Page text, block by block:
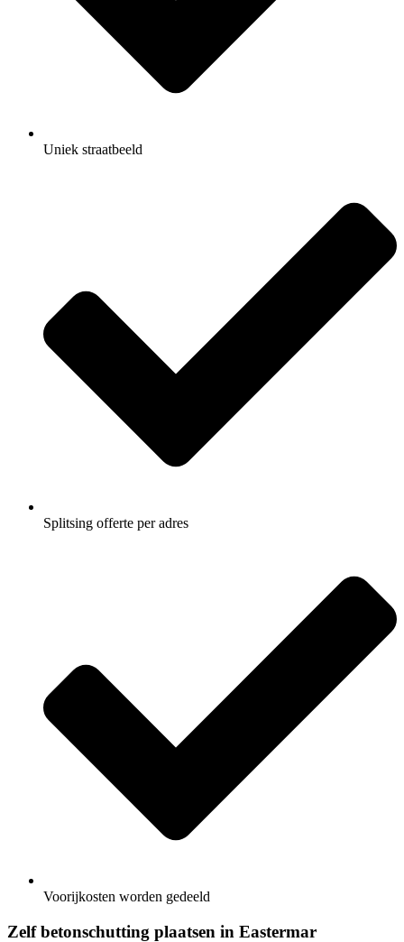
Uniek straatbeeld
Splitsing offerte per adres
Voorijkosten worden gedeeld
Zelf betonschutting plaatsen in Eastermar